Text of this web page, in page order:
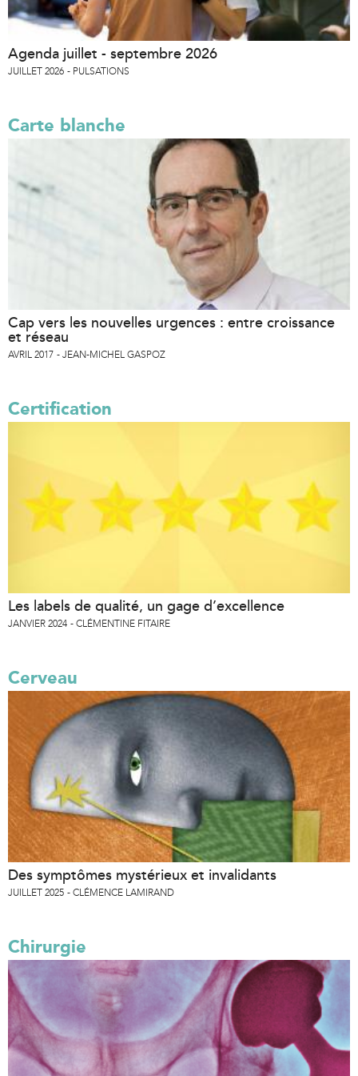
Agenda juillet - septembre 2026
JUILLET 2026 PULSATIONS
Carte blanche
Cap vers les nouvelles urgences : entre croissance
et réseau
AVRIL 2017 JEAN-MICHEL GASPOZ
Certification
Les labels de qualité, un gage d’excellence
JANVIER 2024 CLÉMENTINE FITAIRE
Cerveau
Des symptômes mystérieux et invalidants
JUILLET 2025 CLÉMENCE LAMIRAND
Chirurgie